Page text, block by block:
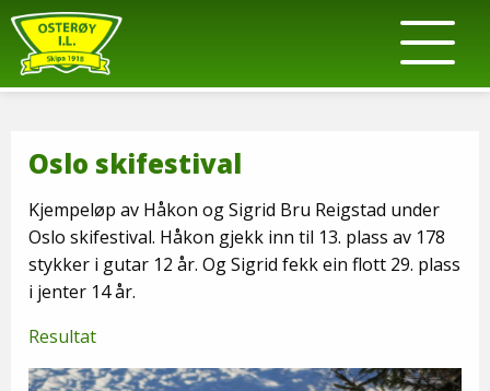
Oslo skifestival
Kjempeløp av Håkon og Sigrid Bru Reigstad under
Oslo skifestival. Håkon gjekk inn til 13. plass av 178
stykker i gutar 12 år. Og Sigrid fekk ein flott 29. plass
i jenter 14 år.
Resultat